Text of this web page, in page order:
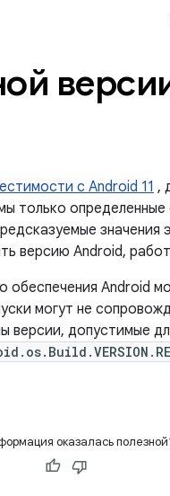
с Android 11 ,
только
версию Android,
Android
могут не
допустимые
оказалась